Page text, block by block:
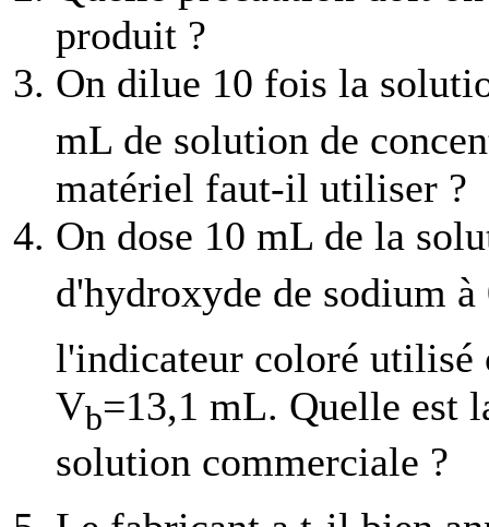
produit ?
On dilue 10 fois la
mL de solution de
matériel faut-il utiliser ?
On dose 10 mL de la
d'hydroxyde de sodium
l'indicateur coloré utilisé
Vb=13,1 mL. Quelle est
solution commerciale ?